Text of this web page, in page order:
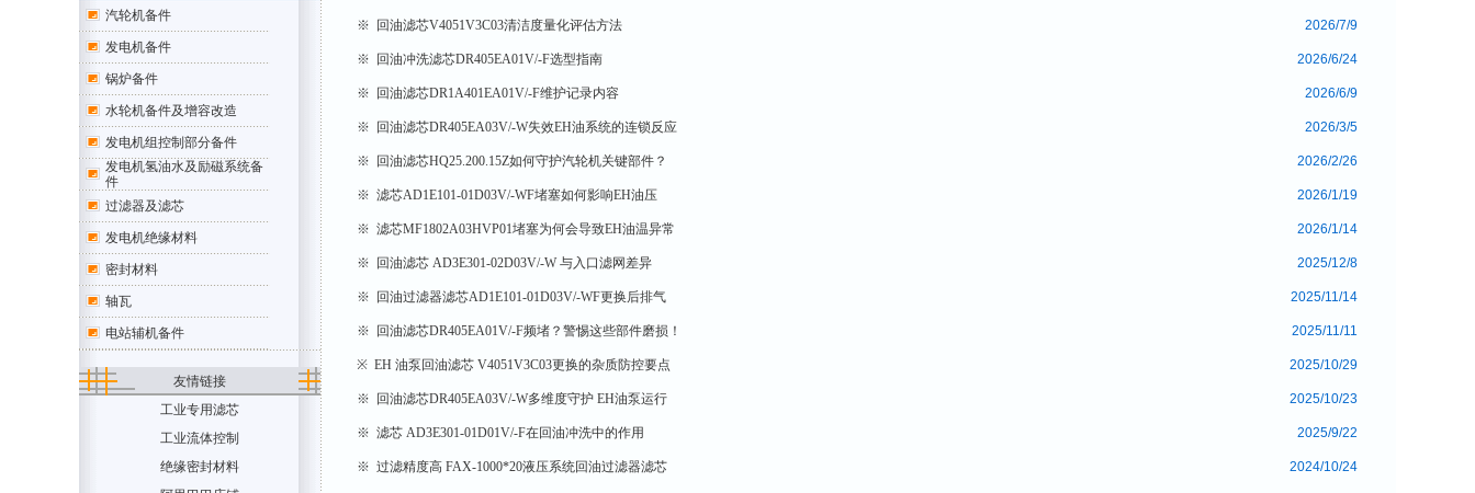
汽轮机备件
发电机备件
锅炉备件
水轮机备件及增容改造
发电机组控制部分备件
发电机氢油水及励磁系统备
件
过滤器及滤芯
发电机绝缘材料
密封材料
轴瓦
电站辅机备件
友情链接
工业专用滤芯
工业流体控制
绝缘密封材料
※ 回油滤芯V4051V3C03清洁度量化评估方法 2026/7/9
※ 回油冲洗滤芯DR405EA01V/-F选型指南 2026/6/24
※ 回油滤芯DR1A401EA01V/-F维护记录内容 2026/6/9
※ 回油滤芯DR405EA03V/-W失效EH油系统的连锁反应 2026/3/5
※ 回油滤芯HQ25.200.15Z如何守护汽轮机关键部件？ 2026/2/26
※ 滤芯AD1E101-01D03V/-WF堵塞如何影响EH油压 2026/1/19
※ 滤芯MF1802A03HVP01堵塞为何会导致EH油温异常 2026/1/14
※ 回油滤芯 AD3E301-02D03V/-W 与入口滤网差异 2025/12/8
※ 回油过滤器滤芯AD1E101-01D03V/-WF更换后排气 2025/11/14
※ 回油滤芯DR405EA01V/-F频堵？警惕这些部件磨损！ 2025/11/11
※ EH 油泵回油滤芯 V4051V3C03更换的杂质防控要点 2025/10/29
※ 回油滤芯DR405EA03V/-W多维度守护 EH油泵运行 2025/10/23
※ 滤芯 AD3E301-01D01V/-F在回油冲洗中的作用 2025/9/22
※ 过滤精度高 FAX-1000*20液压系统回油过滤器滤芯 2024/10/24